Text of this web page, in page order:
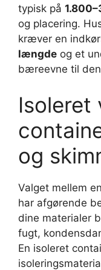
typisk på
og placering.
kræver en
længde og et
bæreevne til
Isoleret
og
Valget mellem
har afgørende
dine materialer
fugt,
En isoleret